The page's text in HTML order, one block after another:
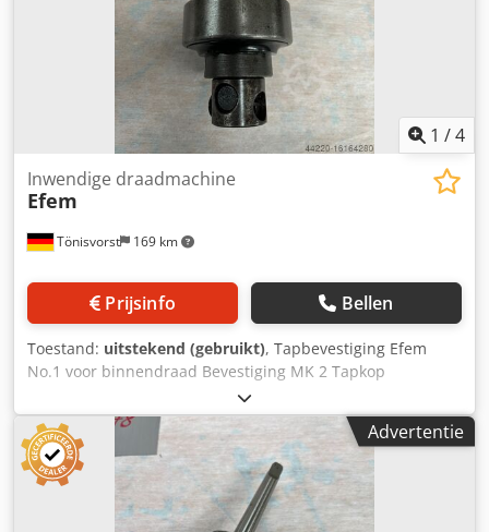
1 /4
Tönisvorst 169 km
Inwendige draadmachine
Efem
Prijsinfo Bellen
Toestand: uitstekend (gebruikt), Tapbevestiging Efem
No.1 voor binnendraad Bevestiging MK 2 Tapkop
Verstelbare slipkoppeling Schroefdraad M3 - M10
Mechanische staat zeer goed Dsdpfxjtqlq Ee Aayjck optisch
zijn er sporen van opslag
Advertentie